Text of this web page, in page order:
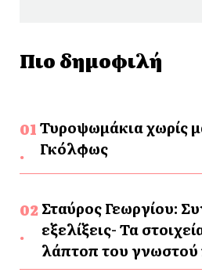
Πιο δημοφιλή
Τυροψωμάκια χωρίς
Γκόλφως
Σταύρος Γεωργίου:
εξελίξεις- Τα
λάπτοπ του γνωστού